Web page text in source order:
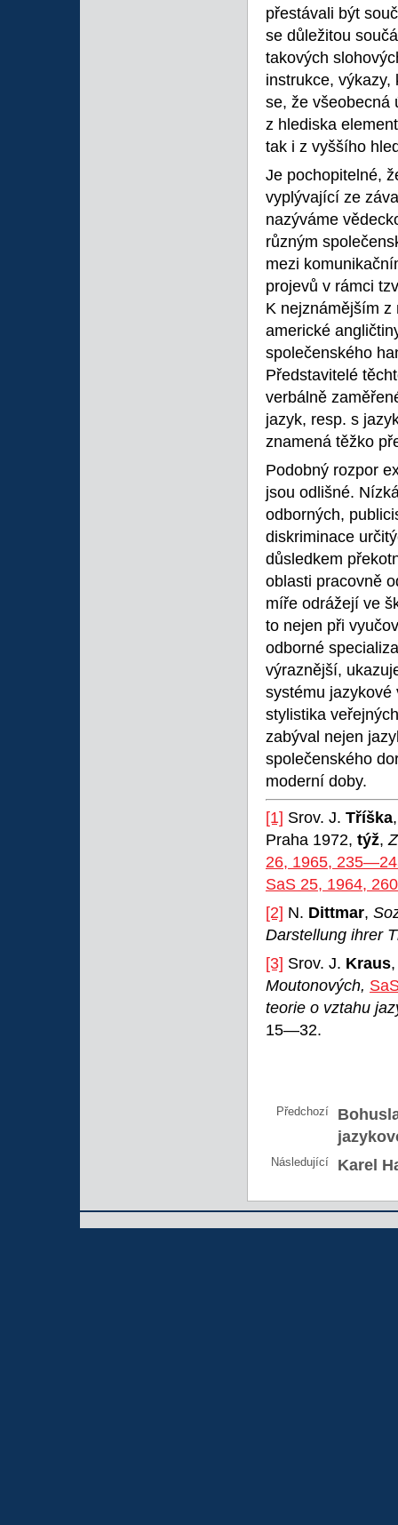
přestávali být
se důležitou
takových
instrukce,
se, že všeobecná
z hlediska
tak i z vyššího
Je pochopitelné,
vyplývající ze
nazýváme
různým
mezi
projevů v rámci
K nejznámějším z
americké
společenského
Představitelé
verbálně
jazyk, resp. s
znamená těžko
Podobný rozpor
jsou odlišné.
odborných,
diskriminace
důsledkem
oblasti pracovně
míře odrážejí ve
to nejen při
odborné
výraznější,
systému
stylistika
zabýval nejen
společenského
moderní doby.
[1] Srov. J. Tříška
Praha 1972, týž,
26, 1965,
SaS 25, 1964,
[2] N. Dittmar,
Darstellung ihrer
[3] Srov. J. Kraus
Moutonových,
teorie o vztahu
15—32.
Předchozí
Následující Karel